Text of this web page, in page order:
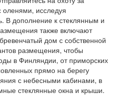
исследуя
В дополнение к стеклянным и
также включают
дом с собственной
размещения, чтобы
в Финляндии, от приморских
прямо на берегу
с небесными кабинами, в
стеклянные окна и крыши.